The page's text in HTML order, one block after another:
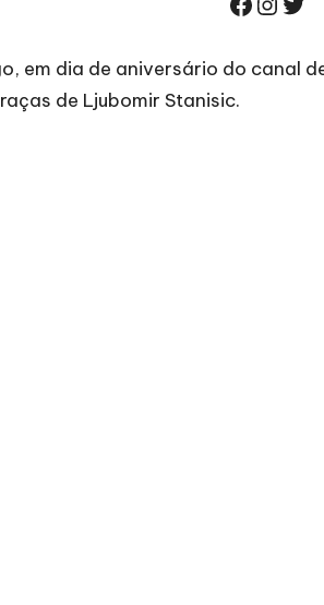
em dia de aniversário do canal
de Ljubomir Stanisic.